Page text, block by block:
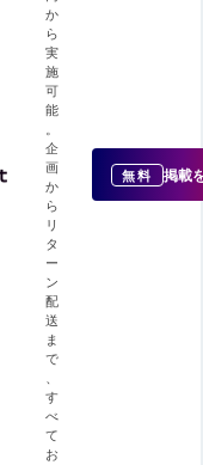
か
ら
実
施
可
能
。
企
画
か
ら
リ
タ
ー
ン
配
送
ま
で
、
す
べ
て
お
無料 掲載